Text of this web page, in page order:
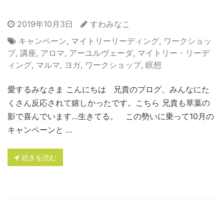
2019年10月3日
すわみなこ
キャンペーン, マイトリーリーディング, ワークショッ
プ, 講座, アロマ, アーユルヴェーダ, マイトリー・リーデ
ィング, マルマ, ヨガ, ワークショップ, 瞑想
愛するみなさま こんにちは 兄貴のブログ、みんなにた
くさん反応されて嬉しかったです。こちら 兄貴も草葉の
影で喜んでいます…生きてる。 この勢いに乗って10月の
キャンペーンと …
続きを読む